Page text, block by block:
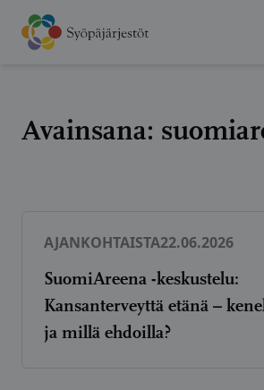
Hyppää
sisältöön
Avainsana:
AJANKOHTAISTA22.06.2026
SuomiAreena -keskustelu:
Kansanterveyttä etänä –
ja millä ehdoilla?